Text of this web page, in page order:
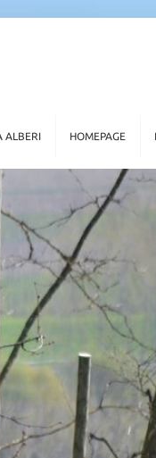
ALBERI HOMEPAGE